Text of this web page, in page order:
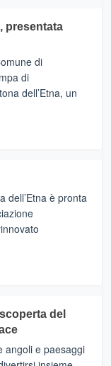
presentata
di
di
dell’Etna, un
dell’Etna è pronta
del
angoli e paesaggi